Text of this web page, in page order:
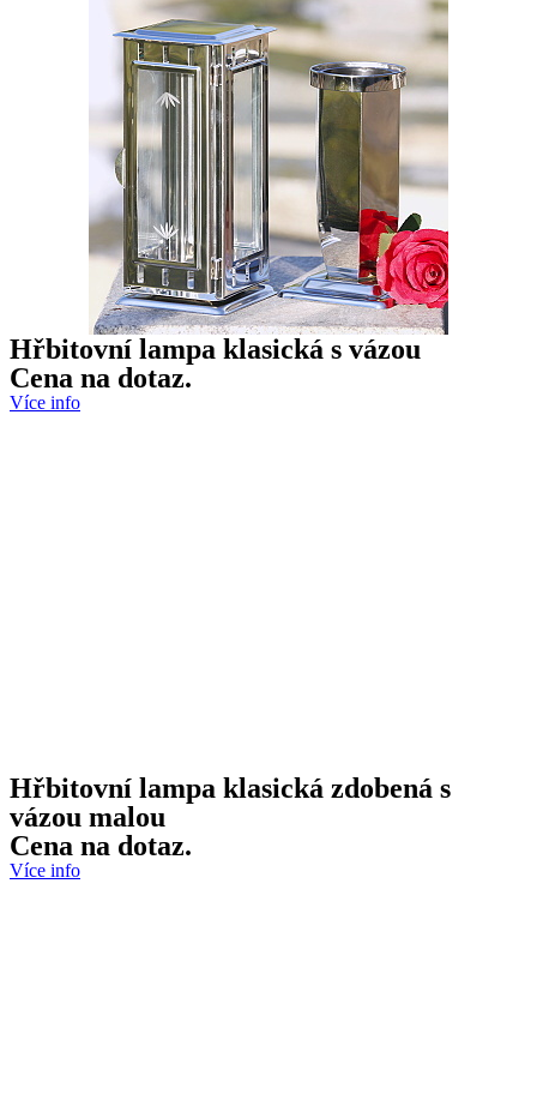
Hřbitovní lampa klasická s vázou
Cena na dotaz.
Více info
Hřbitovní lampa klasická zdobená s
vázou malou
Cena na dotaz.
Více info